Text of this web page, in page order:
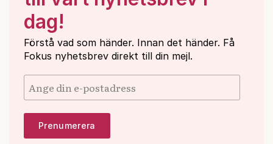
dag!
Förstå vad som händer. Innan det händer. Få
Fokus nyhetsbrev direkt till din mejl.